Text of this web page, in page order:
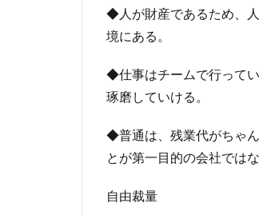
◆人が財産であるため、
境にある。
◆仕事はチームで行って
琢磨していける。
◆普通は、残業代がちゃ
とが第一目的の会社では
自由裁量